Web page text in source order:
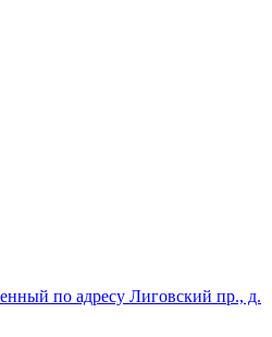
по адресу Лиговский пр., д.